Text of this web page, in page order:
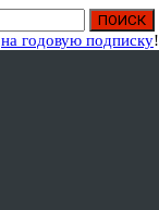
на годовую подписку!